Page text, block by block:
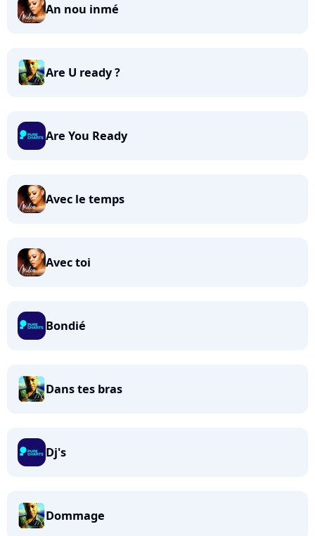
An nou inmé
Are U ready ?
Are You Ready
Avec le temps
Avec toi
Bondié
Dans tes bras
Dj's
Dommage